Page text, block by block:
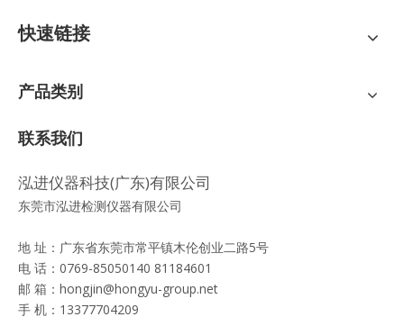
快速链接
产品类别
联系我们
泓进仪器科技(广东)有限公司
东莞市泓进检测仪器有限公司
地 址：广东省东莞市常平镇木伦创业二路5号
电 话：0769-85050140 81184601
邮 箱： hongjin@hongyu-group.net
手 机：13377704209